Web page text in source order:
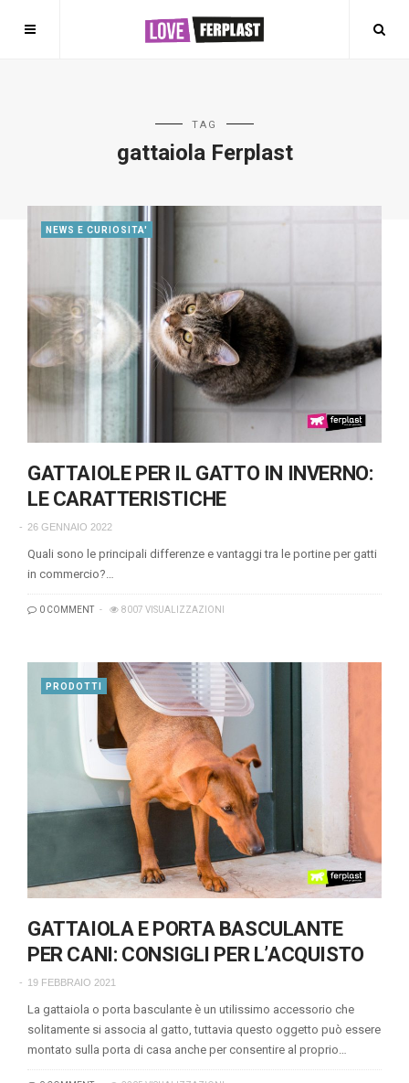
TAG
gattaiola Ferplast
NEWS E CURIOSITA'
GATTAIOLE PER IL GATTO IN INVERNO:
LE CARATTERISTICHE
26 GENNAIO 2022
Quali sono le principali differenze e vantaggi tra le portine per gatti
in commercio?…
0 COMMENT 8007 VISUALIZZAZIONI
PRODOTTI
GATTAIOLA E PORTA BASCULANTE
PER CANI: CONSIGLI PER L’ACQUISTO
19 FEBBRAIO 2021
La gattaiola o porta basculante è un utilissimo accessorio che
solitamente si associa al gatto, tuttavia questo oggetto può essere
montato sulla porta di casa anche per consentire al proprio…